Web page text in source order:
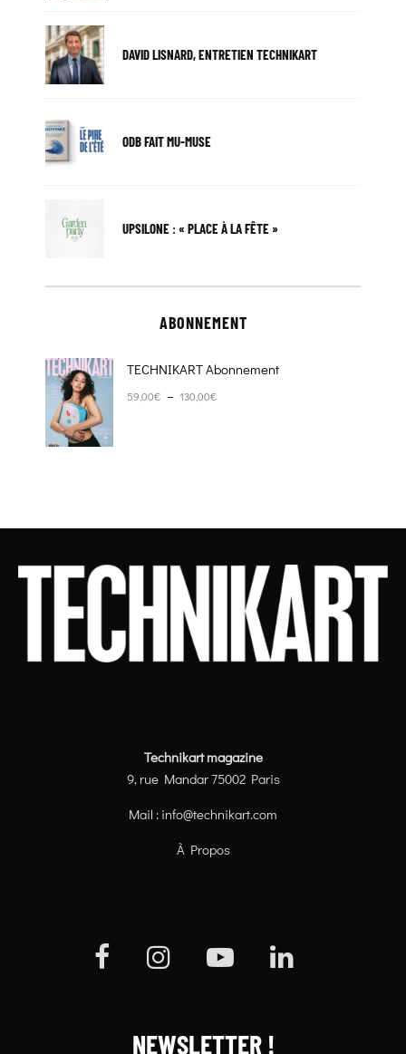
DAVID LISNARD, ENTRETIEN TECHNIKART
ODB FAIT MU-MUSE
UPSILONE : « PLACE À LA FÊTE »
ABONNEMENT
TECHNIKART Abonnement
59,00€ – 130,00€
Technikart magazine
9, rue Mandar 75002 Paris
Mail : info@technikart.com
À Propos
NEWSLETTER !